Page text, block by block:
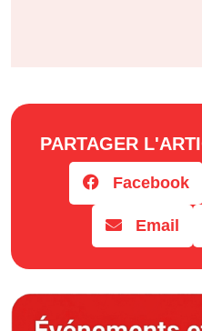
PARTAGER
Facebook
Email